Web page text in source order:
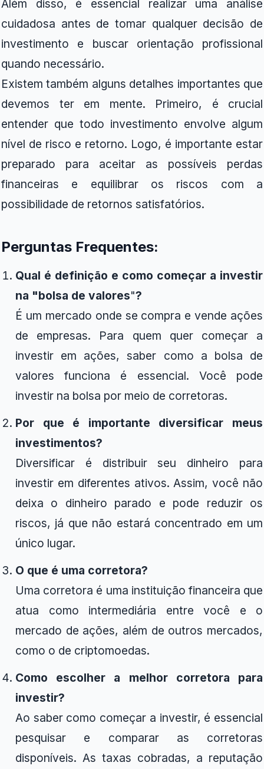
Além disso, é essencial realizar uma análise
cuidadosa antes de tomar qualquer decisão de
investimento e buscar orientação profissional
quando necessário.
Existem também alguns detalhes importantes que
devemos ter em mente. Primeiro, é crucial
entender que todo investimento envolve algum
nível de risco e retorno. Logo, é importante estar
preparado para aceitar as possíveis perdas
financeiras e equilibrar os riscos com a
possibilidade de retornos satisfatórios.
Perguntas Frequentes:
Qual é definição e como começar a investir
na "bolsa de valores"?
É um mercado onde se compra e vende ações
de empresas. Para quem quer começar a
investir em ações, saber como a bolsa de
valores funciona é essencial. Você pode
investir na bolsa por meio de corretoras.
Por que é importante diversificar meus
investimentos?
Diversificar é distribuir seu dinheiro para
investir em diferentes ativos. Assim, você não
deixa o dinheiro parado e pode reduzir os
riscos, já que não estará concentrado em um
único lugar.
O que é uma corretora?
Uma corretora é uma instituição financeira que
atua como intermediária entre você e o
mercado de ações, além de outros mercados,
como o de criptomoedas.
Como escolher a melhor corretora para
investir?
Ao saber como começar a investir, é essencial
pesquisar e comparar as corretoras
disponíveis. As taxas cobradas, a reputação